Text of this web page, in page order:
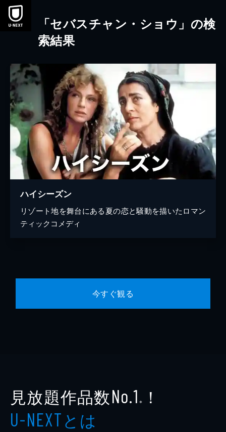
本文へスキップ
「セバスチャン・ショウ」の検
索結果
ハイシーズン
リゾート地を舞台にある夏の恋と騒動を描いたロマン
ティックコメディ
今すぐ観る
見放題作品数No.1 ※ ！
U-NEXTとは